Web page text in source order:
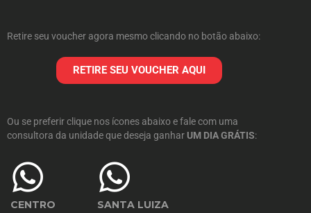
Retire seu voucher agora mesmo clicando no botão abaixo:
RETIRE SEU VOUCHER AQUI
Ou se preferir clique nos ícones abaixo e fale com uma
consultora da unidade que deseja ganhar UM DIA GRÁTIS:
CENTRO SANTA LUIZA